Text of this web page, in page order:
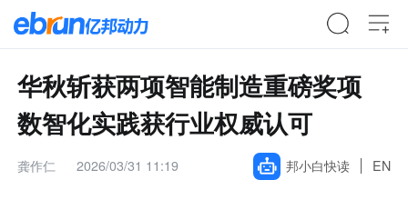
华秋斩获两项智能制造重磅奖项
数智化实践获行业权威认可
龚作仁 2026/03/31 11:19 邦小白快读 EN